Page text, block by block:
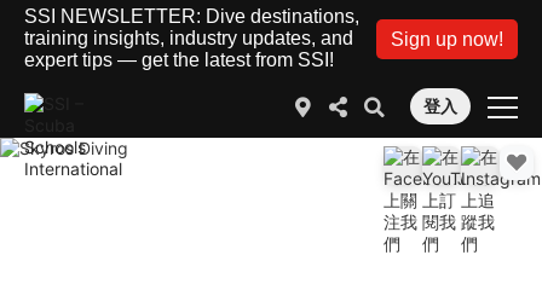
SSI NEWSLETTER: Dive destinations,
training insights, industry updates, and
expert tips — get the latest from SSI!
Sign up now!
登入